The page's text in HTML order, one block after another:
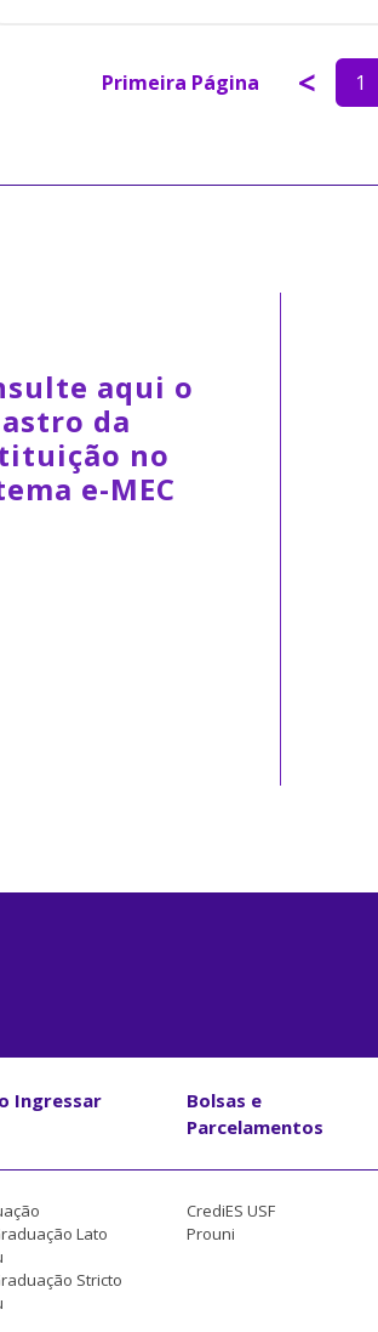
Primeira Página < 1
aqui o
da
no
e-MEC
Ingressar
Bolsas e
Parcelamentos
Lato
Stricto
CrediES USF
Prouni